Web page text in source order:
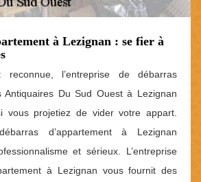
à Lezignan : se fier à
reconnue, l’entreprise de débarras
Antiquaires Du Sud Ouest à Lezignan
vous projetiez de vider votre appart.
d’appartement à Lezignan
et sérieux. L’entreprise
à Lezignan vous fournit des